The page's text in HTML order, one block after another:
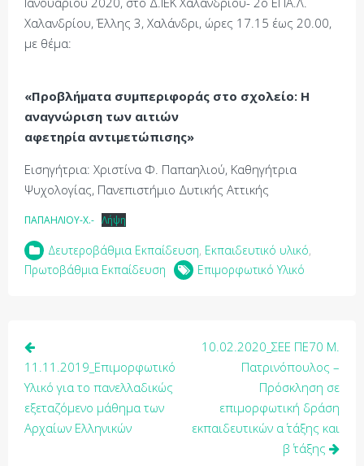
Χαλανδρίου, Έλλης 3, Χαλάνδρι, ώρες 17.15 έως 20.00,
με θέμα:
«Προβλήματα συμπεριφοράς στο σχολείο: Η
αναγνώριση των αιτιών
αφετηρία αντιμετώπισης»
Εισηγήτρια: Χριστίνα Φ. Παπαηλιού, Καθηγήτρια
Ψυχολογίας, Πανεπιστήμιο Δυτικής Αττικής
ΠΑΠΑΗΛΙΟΥ-Χ.- Λήψη
Δευτεροβάθμια Εκπαίδευση, Εκπαιδευτικό υλικό,
Πρωτοβάθμια Εκπαίδευση
Επιμορφωτικό Υλικό
Πλοήγηση
άρθρων
11.11.2019_Επιμορφωτικό
Υλικό για το πανελλαδικώς
εξεταζόμενο μάθημα των
Αρχαίων Ελληνικών
10.02.2020_ΣΕΕ ΠΕ70 Μ.
Πατρινόπουλος –
Πρόσκληση σε
επιμορφωτική δράση
εκπαιδευτικών α΄ τάξης και
β΄ τάξης